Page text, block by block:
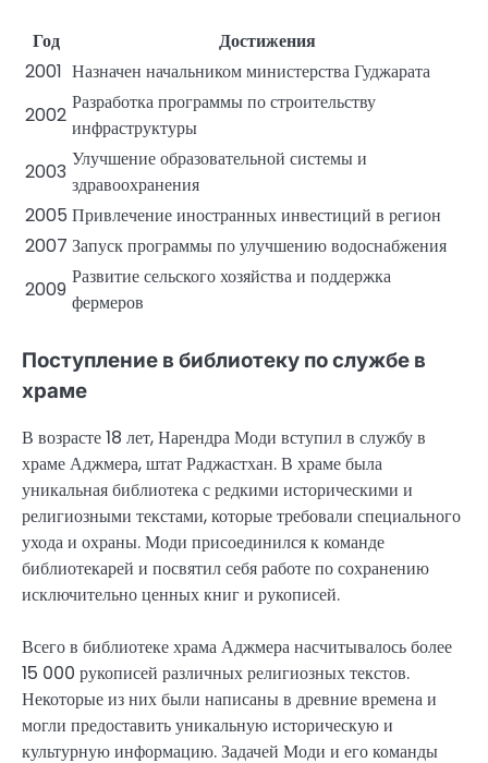
Год
Достижения
2001 Назначен начальником министерства Гуджарата
2002
Разработка программы по строительству
инфраструктуры
2003
Улучшение образовательной системы и
здравоохранения
2005 Привлечение иностранных инвестиций в регион
2007 Запуск программы по улучшению водоснабжения
2009
Развитие сельского хозяйства и поддержка
фермеров
Поступление в библиотеку по службе в
храме
В возрасте 18 лет, Нарендра Моди вступил в службу в
храме Аджмера, штат Раджастхан. В храме была
уникальная библиотека с редкими историческими и
религиозными текстами, которые требовали специального
ухода и охраны. Моди присоединился к команде
библиотекарей и посвятил себя работе по сохранению
исключительно ценных книг и рукописей.
Всего в библиотеке храма Аджмера насчитывалось более
15 000 рукописей различных религиозных текстов.
Некоторые из них были написаны в древние времена и
могли предоставить уникальную историческую и
культурную информацию. Задачей Моди и его команды